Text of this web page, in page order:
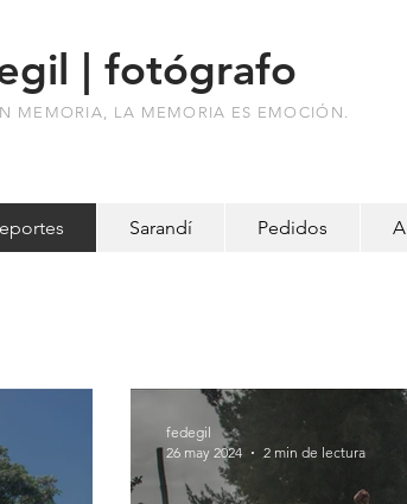
| fotógrafo
MEMORIA, LA MEMORIA ES EMOCIÓN.
Sarandí Pedidos
fedegil
26 may 2024
2 min de lectura